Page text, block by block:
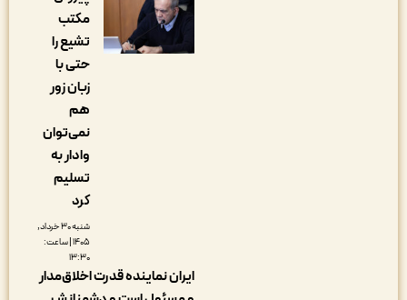
تشیع را
نمی‌توان
شنبه ۳۰ خرداد,
۱۴۰۵ | ساعت:
ایران نماینده قدرت اخلاق‌مدار